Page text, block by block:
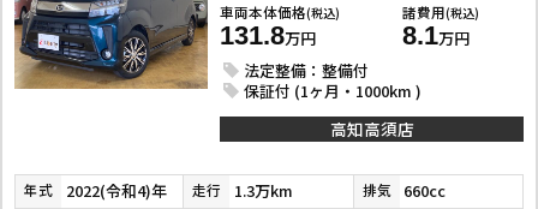
車両本体価格(税込)
131.8万円
諸費用(税込)
8.1万円
法定整備：整備付
保証付 (1ヶ月・1000km )
高知高須店
年式 2022(令和4)年 走行 1.3万km 排気 660cc